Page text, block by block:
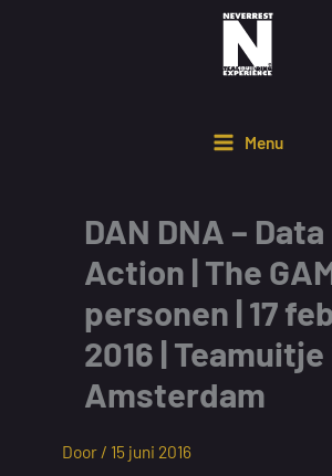
Menu
DAN DNA –
Action | The
personen | 17
2016 | Teamuitje
Amsterdam
Door / 15 juni 2016